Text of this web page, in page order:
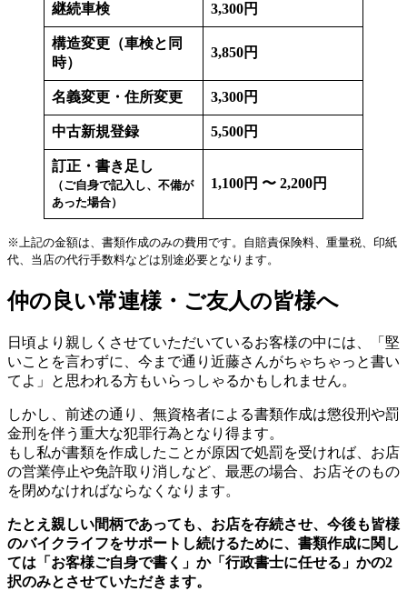
継続車検 3,300円
構造変更（車検と同
時）
3,850円
名義変更・住所変更 3,300円
中古新規登録 5,500円
訂正・書き足し
（ご自身で記入し、不備が
あった場合）
1,100円 〜 2,200円
※上記の金額は、書類作成のみの費用です。自賠責保険料、重量税、印紙
代、当店の代行手数料などは別途必要となります。
仲の良い常連様・ご友人の皆様へ
日頃より親しくさせていただいているお客様の中には、「堅
いことを言わずに、今まで通り近藤さんがちゃちゃっと書い
てよ」と思われる方もいらっしゃるかもしれません。
しかし、前述の通り、無資格者による書類作成は懲役刑や罰
金刑を伴う重大な犯罪行為となり得ます。
もし私が書類を作成したことが原因で処罰を受ければ、お店
の営業停止や免許取り消しなど、最悪の場合、お店そのもの
を閉めなければならなくなります。
たとえ親しい間柄であっても、お店を存続させ、今後も皆様
のバイクライフをサポートし続けるために、書類作成に関し
ては「お客様ご自身で書く」か「行政書士に任せる」かの2
択のみとさせていただきます。